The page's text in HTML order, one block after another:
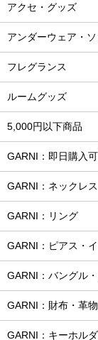
アクセ・グッズ
アンダーウェア・ソ
フレグランス
ルームグッズ
5,000円以下商品
GARNI：即日購入
GARNI：ネックレ
GARNI：リング
GARNI：ピアス・
GARNI：バングル
GARNI：財布・革物
GARNI：キーホル